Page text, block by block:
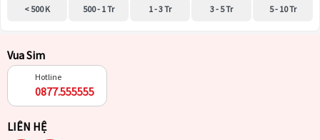
< 500 K 500 - 1 Tr 1 - 3 Tr 3 - 5 Tr 5 - 10 Tr
Vua Sim
Hotline
0877.555555
LIÊN HỆ